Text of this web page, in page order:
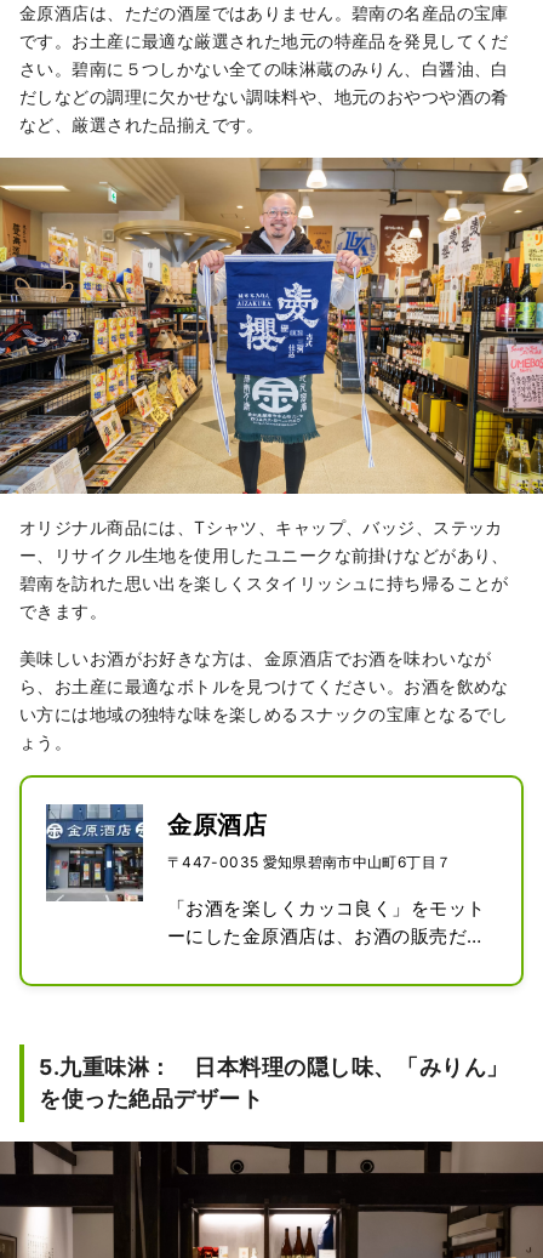
金原酒店は、ただの酒屋ではありません。碧南の名産品の宝庫
です。お土産に最適な厳選された地元の特産品を発見してくだ
さい。碧南に５つしかない全ての味淋蔵のみりん、白醤油、白
だしなどの調理に欠かせない調味料や、地元のおやつや酒の肴
など、厳選された品揃えです。
オリジナル商品には、Tシャツ、キャップ、バッジ、ステッカ
ー、リサイクル生地を使用したユニークな前掛けなどがあり、
碧南を訪れた思い出を楽しくスタイリッシュに持ち帰ることが
できます。
美味しいお酒がお好きな方は、金原酒店でお酒を味わいなが
ら、お土産に最適なボトルを見つけてください。お酒を飲めな
い方には地域の独特な味を楽しめるスナックの宝庫となるでし
ょう。
金原酒店
〒447-0035 愛知県碧南市中山町6丁目７
「お酒を楽しくカッコ良く」をモット
ーにした金原酒店は、お酒の販売だけ
イベント開催やお酒を酒屋で飲む伝統
SNS、YouTubeでも注目を集めていま
す。
（碧南にある味醂蔵５つの商品は全
店主が各地の蔵元へ足を運んで直接仕
入れた焼酎や、限定販売の希少な日本
5.九重味淋： 日本料理の隠し味、「みりん」
を使った絶品デザート